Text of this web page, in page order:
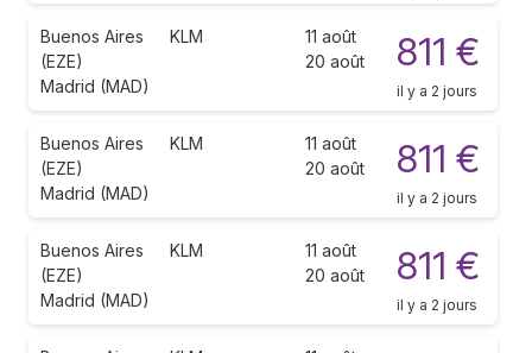
Buenos Aires
(EZE)
Madrid (MAD)
KLM
11 août
20 août
811 €
il y a 2 jours
Buenos Aires
(EZE)
Madrid (MAD)
KLM
11 août
20 août
811 €
il y a 2 jours
Buenos Aires
(EZE)
Madrid (MAD)
KLM
11 août
20 août
811 €
il y a 2 jours